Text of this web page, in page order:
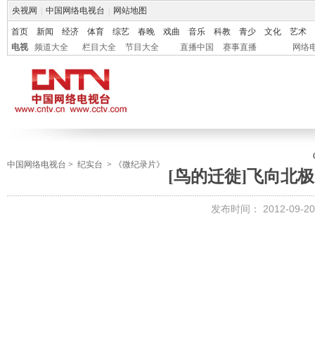
央视网 中国网络电视台 网站地图
首页 新闻 经济 体育 综艺 春晚 戏曲 音乐 科教 青少 文化
艺术
电视
频道大全 栏目大全 节目大全 直播中国 赛事直播 网络
中国网络电视台 > 纪实台 > 《微纪录片》
[鸟的迁徙]飞向北极
发布时间： 2012-09-